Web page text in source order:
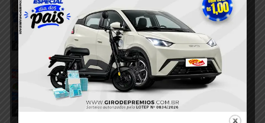
Homem com mandado de prisão
preventiva é preso pela Polícia Militar
em Rurópolis
6 de agosto de 2026
Aveiro
Dois homens são conduzidos à
delegacia por suspeita de fornecer
bebida alcoólica a adolescentes em
Aveiro